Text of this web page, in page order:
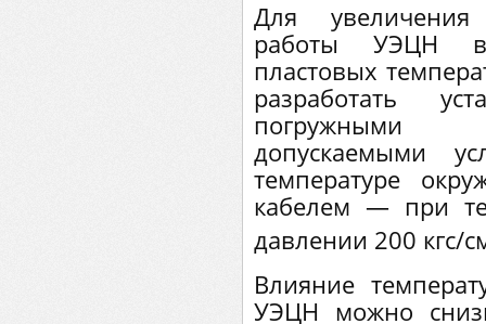
Для
работы УЭЦН в
пластовых
разработать
погружными
допускаемыми
температуре
кабелем — при
давлении 200 кгс/
Влияние
УЭЦН можно